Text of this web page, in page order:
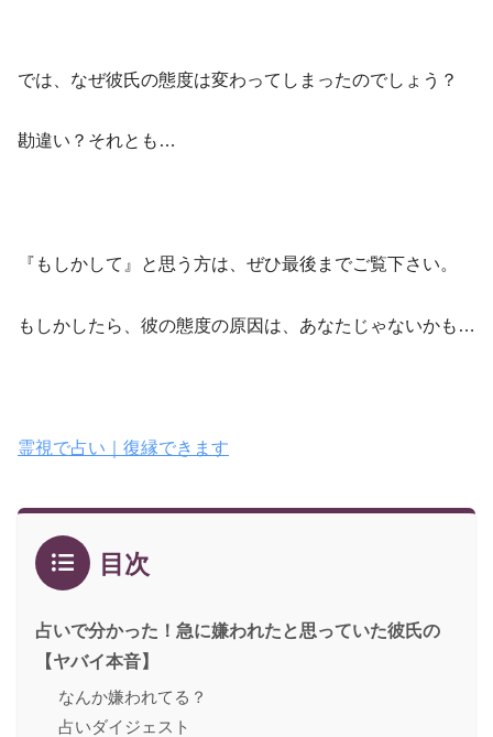
では、なぜ彼氏の態度は変わってしまったのでしょう？
勘違い？それとも…
『もしかして』と思う方は、ぜひ最後までご覧下さい。
もしかしたら、彼の態度の原因は、あなたじゃないかも…
霊視で占い｜復縁できます
目次
占いで分かった！急に嫌われたと思っていた彼氏の
【ヤバイ本音】
なんか嫌われてる？
占いダイジェスト